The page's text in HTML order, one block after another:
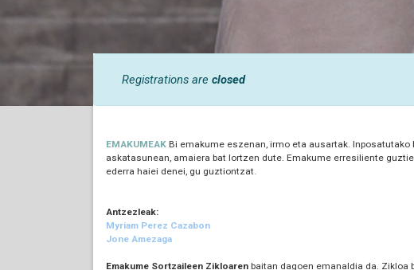
Registrations are closed
EMAKUMEAK Bi emakume eszenan, irmo eta ausartak.
askatasunean, amaiera bat lortzen dute. Emakume erresiliente
ederra haiei denei, gu guztiontzat.
Antzezleak:
Myriam Perez Cazabon
Jone Amezaga
Emakume Sortzaileen Zikloaren baitan dagoen emanaldia da. Zikloa